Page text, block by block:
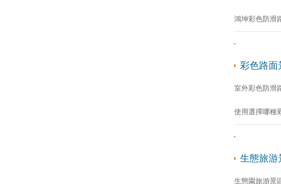
鴻坤彩色防滑
彩色路面
室外彩色防滑
使用選擇哪種
生態旅游
生態園旅游景